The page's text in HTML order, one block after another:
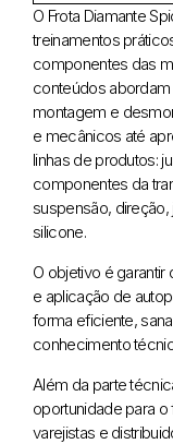
O Frota Diamante
treinamentos
componentes das
conteúdos
montagem e
e mecânicos até
linhas de produtos:
componentes da
suspensão,
silicone.
O objetivo é
e aplicação de
forma eficiente,
conhecimento
Além da parte
oportunidade para
varejistas e